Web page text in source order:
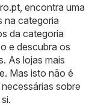
, encontra uma
na categoria
da categoria
e descubra os
As lojas mais
. Mas isto não é
sobre